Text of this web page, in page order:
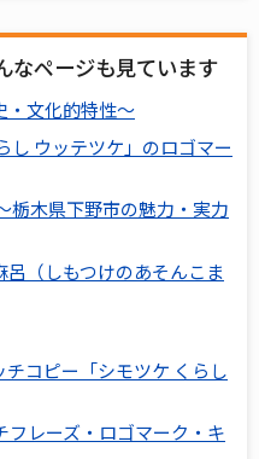
なページも見ています
・文化的特性～
し ウッテツケ」のロゴマー
栃木県下野市の魅力・実力
（しもつけのあそんこま
コピー「シモツケ くらし
レーズ・ロゴマーク・キ